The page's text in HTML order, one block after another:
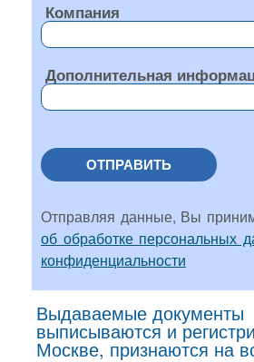
Компания
Дополнительная
ОТПРАВИТЬ
Отправляя данные, Вы
об обработке персональных
конфиденциальности
Выдаваемые документы
выписываются и
Москве, признаются на